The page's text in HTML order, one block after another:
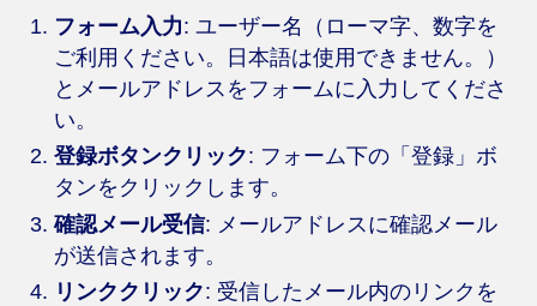
フォーム入力: ユーザー名（ローマ字、数字を
ご利用ください。日本語は使用できません。）
とメールアドレスをフォームに入力してくださ
い。
登録ボタンクリック: フォーム下の「登録」ボ
タンをクリックします。
確認メール受信: メールアドレスに確認メール
が送信されます。
リンククリック: 受信したメール内のリンクを